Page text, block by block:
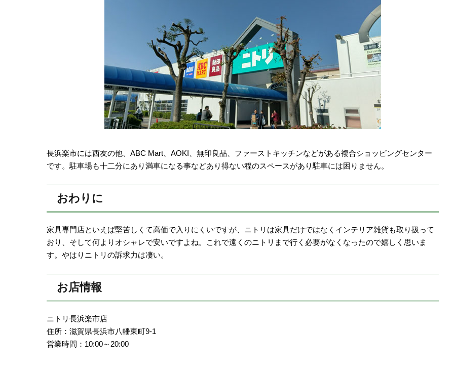
長浜楽市には西友の他、ABC Mart、AOKI、無印良品、ファーストキッチンなどがある複合ショッピングセンター
です。駐車場も十二分にあり満車になる事などあり得ない程のスペースがあり駐車には困りません。
おわりに
家具専門店といえば堅苦しくて高価で入りにくいですが、ニトリは家具だけではなくインテリア雑貨も取り扱って
おり、そして何よりオシャレで安いですよね。これで遠くのニトリまで行く必要がなくなったので嬉しく思いま
す。やはりニトリの訴求力は凄い。
お店情報
ニトリ長浜楽市店
住所：滋賀県長浜市八幡東町9-1
営業時間：10:00～20:00